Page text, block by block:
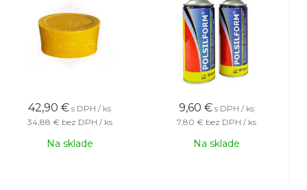
42,90 € s DPH / ks
34,88 € bez DPH / ks
Na sklade
9,60 € s DPH / ks
7,80 € bez DPH / ks
Na sklade